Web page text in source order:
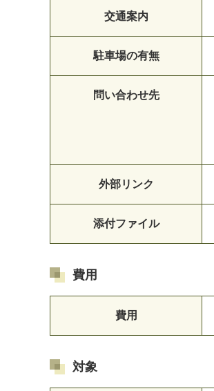
交通案内
駐車場の有無
問い合わせ先
外部リンク
添付ファイル
費用
費用
対象